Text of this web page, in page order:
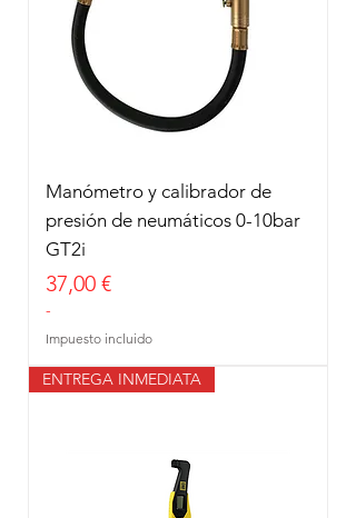
Manómetro y calibrador de
presión de neumáticos 0-10bar
GT2i
Precio
37,00 €
-
Impuesto incluido
ENTREGA INMEDIATA